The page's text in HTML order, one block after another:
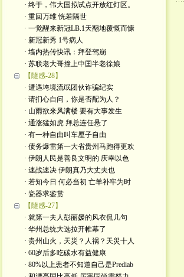
· 终于，伟大国拟试点开放红灯区。
· 重回万维 恍若隔世
· 一觉醒来新冠LB.1天翻地覆慨而慷
· 新冠新秀 1号病人
· 墙内热传快讯：拜登驾崩
· 苏联老大哥撞上中囯半老徐娘
【隨感-28】
· 遭遇垮境流氓团伙诈骗纪实
· 请扪心自问，你是否配为人？
· 山雨欲来风满楼 要有大事发生
· 通涨猛如虎 拜总连任悬了
· 有一种自由叫车厘子自由
· 债务爆雷第一大省贵州马跑得更欢
· 伊朗人民是善良文明的 庆幸以色
· 速战速决 伊朗真乃大丈夫也
· 若知今日 何必当初 亡羊补牢为时
· 瓷器求鉴赏
【隨感-27】
· 就第一夫人彭丽媛的风衣侃几句
· 华州总统大选拉开帷幕了
· 贵州山火，天災？人祸？天災十人
· 60岁后多吃碳水有益健康
· 80%以上患者不知道自己是Prediab